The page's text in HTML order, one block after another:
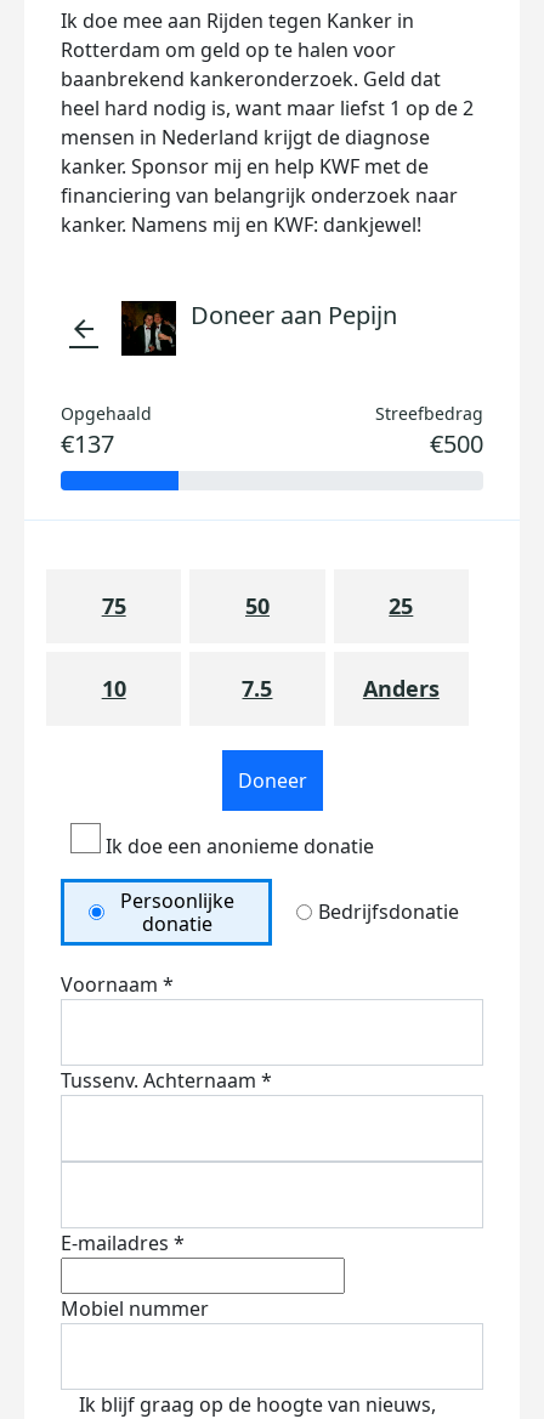
Ik doe mee aan Rijden tegen Kanker in
Rotterdam om geld op te halen voor
baanbrekend kankeronderzoek. Geld dat
heel hard nodig is, want maar liefst 1 op de 2
mensen in Nederland krijgt de diagnose
kanker. Sponsor mij en help KWF met de
financiering van belangrijk onderzoek naar
kanker. Namens mij en KWF: dankjewel!
arrow_back Doneer aan Pepijn
Opgehaald
€137
Streefbedrag
€500
75 50 25
10 7.5 Anders
Doneer
Ik doe een anonieme donatie
Persoonlijke
donatie
Bedrijfsdonatie
Voornaam *
Tussenv. Achternaam *
E-mailadres *
Mobiel nummer
Ik blijf graag op de hoogte van nieuws,